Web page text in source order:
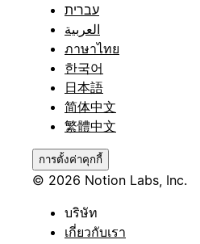
עברית
العربية
ภาษาไทย
한국어
日本語
简体中文
繁體中文
การตั้งค่าคุกกี้
© 2026 Notion Labs, Inc.
บริษัท
เกี่ยวกับเรา